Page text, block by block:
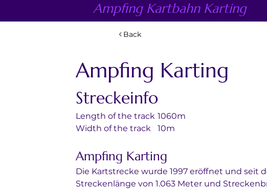
Ampfing Kartbahn Karting
Back
Ampfing Karting
Streckeinfo
Length of the track	1060m
Width of the track	10m
Ampfing Karting
Die Kartstrecke wurde 1997 eröffnet und
Streckenlänge von 1.063 Meter und